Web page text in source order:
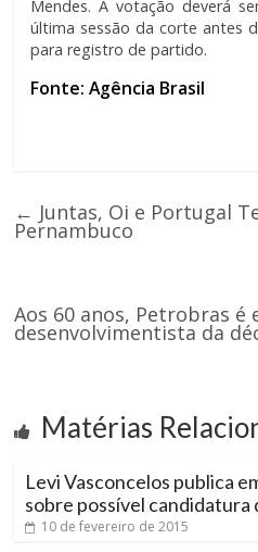
Mendes. A votação deverá
última sessão da corte antes
para registro de partido.
Fonte: Agência Brasil
← Juntas, Oi e Portugal
Pernambuco
Aos 60 anos, Petrobras
desenvolvimentista da
Matérias
Levi Vasconcelos publica
sobre possível candidatura
10 de fevereiro de 2015